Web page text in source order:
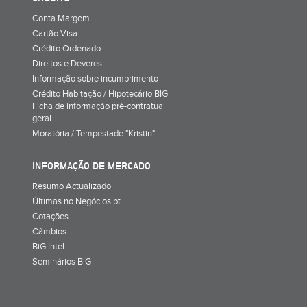
Conta Margem
Cartão Visa
Crédito Ordenado
Direitos e Deveres
Informação sobre incumprimento
Crédito Habitação / Hipotecário BIG
Ficha de informação pré-contratual
geral
Moratória / Tempestade "Kristin"
INFORMAÇÃO DE MERCADO
Resumo Actualizado
Últimas no Negócios.pt
Cotações
Câmbios
BiG Intel
Seminários BiG